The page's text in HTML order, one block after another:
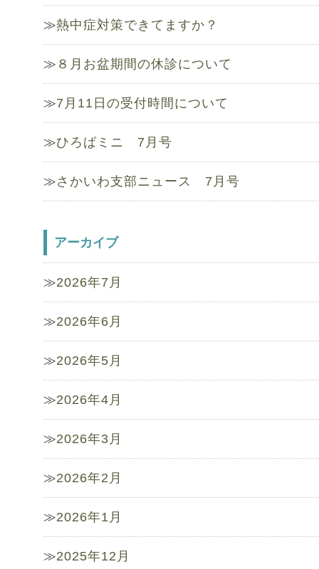
熱中症対策できてますか？
８月お盆期間の休診について
7月11日の受付時間について
ひろばミニ 7月号
さかいわ支部ニュース 7月号
アーカイブ
2026年7月
2026年6月
2026年5月
2026年4月
2026年3月
2026年2月
2026年1月
2025年12月